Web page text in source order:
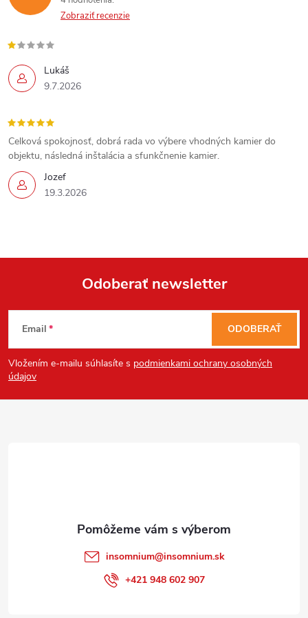
Zobraziť recenzie
Lukáš
9.7.2026
Jozef
19.3.2026
Celková spokojnosť, dobrá rada vo výbere vhodných kamier do
objektu, následná inštalácia a sfunkčnenie kamier.
Z
á
p
Odoberať newsletter
Email
Vložením e-mailu súhlasíte s podmienkami ochrany osobných
údajov
ODOBERAŤ
insomnium@insomnium.sk
+421 948 602 907